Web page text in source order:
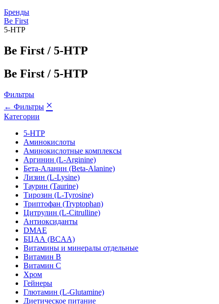
Бренды
Be First
5-HTP
Be First / 5-HTP
Be First / 5-HTP
Фильтры
← Фильтры ×
Категории
5-HTP
Аминокислоты
Аминокислотные комплексы
Аргинин (L-Arginine)
Бета-Аланин (Beta-Alanine)
Лизин (L-Lysine)
Таурин (Taurine)
Тирозин (L-Tyrosine)
Триптофан (Tryptophan)
Цитрулин (L-Citrulline)
Антиоксиданты
DMAE
БЦАА (BCAA)
Витамины и минералы отдельные
Витамин B
Витамин C
Хром
Гейнеры
Глютамин (L-Glutamine)
Диетическое питание